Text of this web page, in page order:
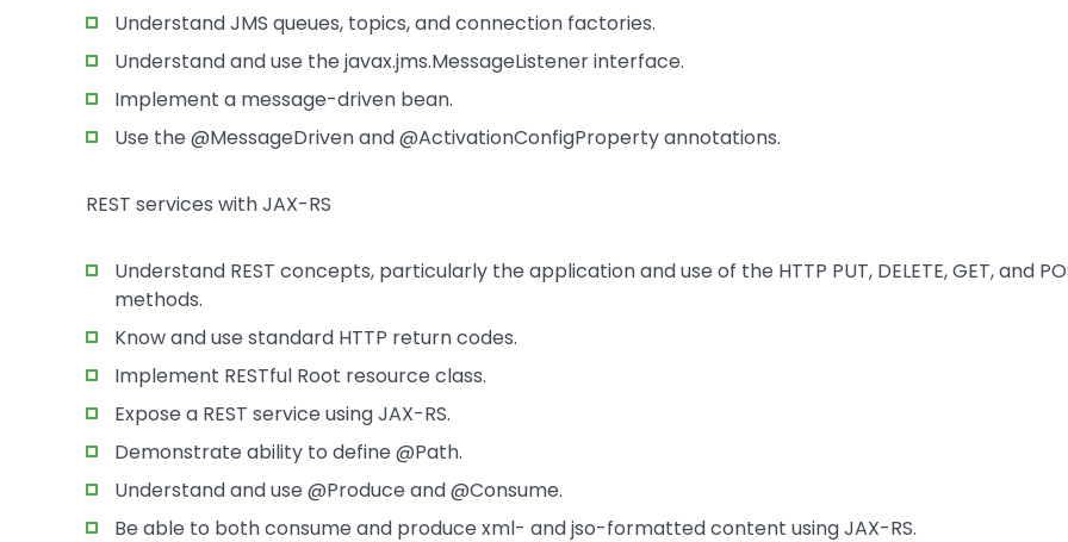
Understand JMS queues, topics, and connection factories.
Understand and use the javax.jms.MessageListener interface.
Implement a message-driven bean.
Use the @MessageDriven and @ActivationConfigProperty annotations.
REST services with JAX-RS
Understand REST concepts, particularly the application and use of the HTTP PUT, DELETE, GET, and
methods.
Know and use standard HTTP return codes.
Implement RESTful Root resource class.
Expose a REST service using JAX-RS.
Demonstrate ability to define @Path.
Understand and use @Produce and @Consume.
Be able to both consume and produce xml- and jso-formatted content using JAX-RS.